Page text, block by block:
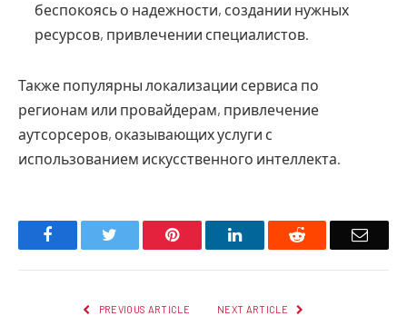
беспокоясь о надежности, создании нужных
ресурсов, привлечении специалистов.
Также популярны локализации сервиса по
регионам или провайдерам, привлечение
аутсорсеров, оказывающих услуги с
использованием искусственного интеллекта.
Facebook Pinterest LinkedIn Reddit Email
PREVIOUS ARTICLE NEXT ARTICLE